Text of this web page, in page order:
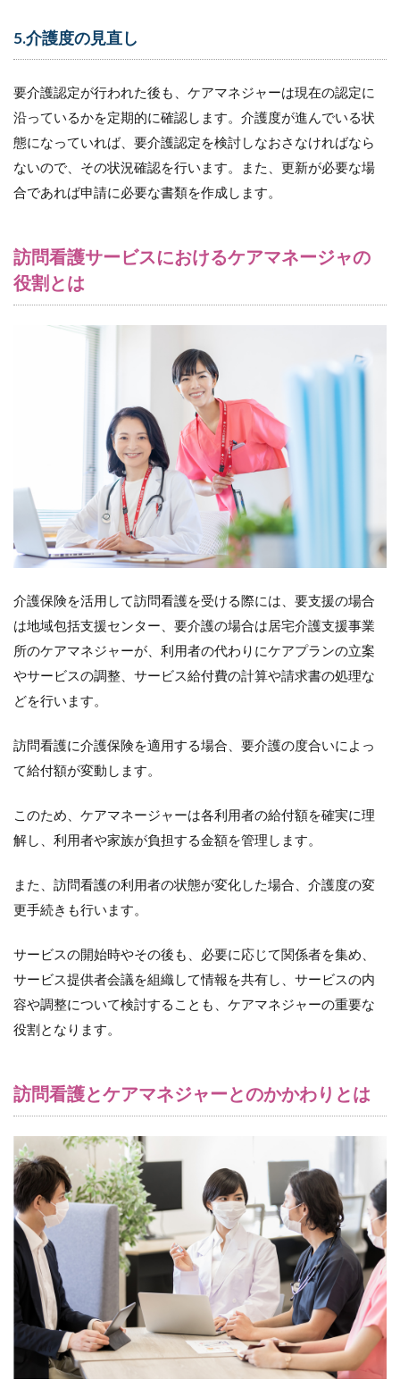
ュニケ
ーショ
5.4
（４）
チーム
の強化
6
い！？
職種に
よって
伝わる
言葉・
と略
語の
例
7
訪問
看護
師か
らケ
アマ
ネジ
ャー
への
告、
連絡
方法
注意
要
ま
と
9
【自
己資
金ゼ
ロ】
験か
らの
事例
をプ
レゼ
ント
5.介護度の見直し
要介護認定が行われた後も、ケアマネジャーは現在の認定に
沿っているかを定期的に確認します。介護度が進んでいる状
態になっていれば、要介護認定を検討しなおさなければなら
ないので、その状況確認を行います。また、更新が必要な場
合であれば申請に必要な書類を作成します。
訪問看護サービスにおけるケアマネージャの
役割とは
介護保険を活用して訪問看護を受ける際には、要支援の場合
は地域包括支援センター、要介護の場合は居宅介護支援事業
所のケアマネジャーが、利用者の代わりにケアプランの立案
やサービスの調整、サービス給付費の計算や請求書の処理な
どを行います。
訪問看護に介護保険を適用する場合、要介護の度合いによっ
て給付額が変動します。
このため、ケアマネージャーは各利用者の給付額を確実に理
解し、利用者や家族が負担する金額を管理します。
また、訪問看護の利用者の状態が変化した場合、介護度の変
更手続きも行います。
サービスの開始時やその後も、必要に応じて関係者を集め、
サービス提供者会議を組織して情報を共有し、サービスの内
容や調整について検討することも、ケアマネジャーの重要な
役割となります。
訪問看護とケアマネジャーとのかかわりとは